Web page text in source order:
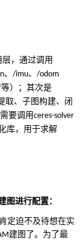
，通过调用
、/imu、/odom
等）；其次是
取、子图构建、闭
要调用ceres-solver
库，用于求解
图进行配置：
定迫不及待想在实
建图了。为了最